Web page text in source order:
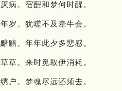
病。宿酲和梦何时醒。
岁。犹嗟不及牵牛会。
黯。年年此夕多悲感。
草。来时觅取伊消耗。
户。梦魂尽远还须去。